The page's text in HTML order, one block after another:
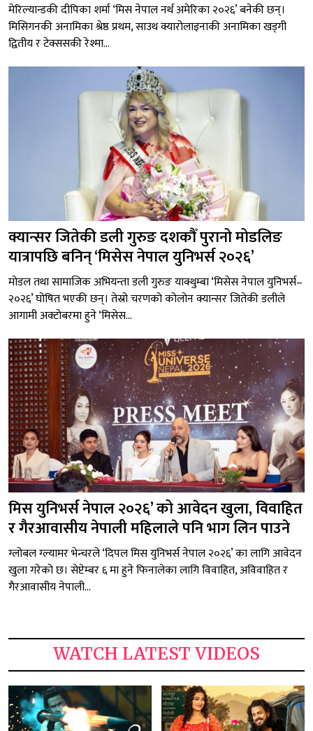
मेरिल्यान्डकी दीपिका शर्मा ‘मिस नेपाल नर्थ अमेरिका २०२६’ बनेकी छन्।
मिसिगनकी अनामिका श्रेष्ठ प्रथम, साउथ क्यारोलाइनाकी अनामिका खड्गी
द्वितीय र टेक्ससकी रेश्मा...
क्यान्सर जितेकी डली गुरुङ दशकौँ पुरानो मोडलिङ
यात्रापछि बनिन् ‘मिसेस नेपाल युनिभर्स २०२६’
मोडल तथा सामाजिक अभियन्ता डली गुरुङ याक्थुम्बा ‘मिसेस नेपाल युनिभर्स–
२०२६’ घोषित भएकी छन्। तेस्रो चरणको कोलोन क्यान्सर जितेकी डलीले
आगामी अक्टोबरमा हुने ‘मिसेस...
मिस युनिभर्स नेपाल २०२६’ को आवेदन खुला, विवाहित
र गैरआवासीय नेपाली महिलाले पनि भाग लिन पाउने
ग्लोबल ग्ल्यामर भेन्चरले ‘दिपल मिस युनिभर्स नेपाल २०२६’ का लागि आवेदन
खुला गरेको छ। सेप्टेम्बर ६ मा हुने फिनालेका लागि विवाहित, अविवाहित र
गैरआवासीय नेपाली...
WATCH LATEST VIDEOS